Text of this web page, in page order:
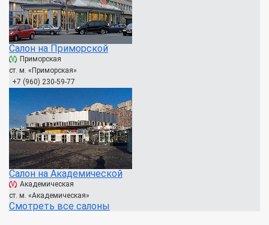
Салон на Приморской
Приморская
ст. м. «Приморская»
+7 (960) 230-59-77
Салон на Академической
Академическая
ст. м. «Академическая»
Смотреть все салоны